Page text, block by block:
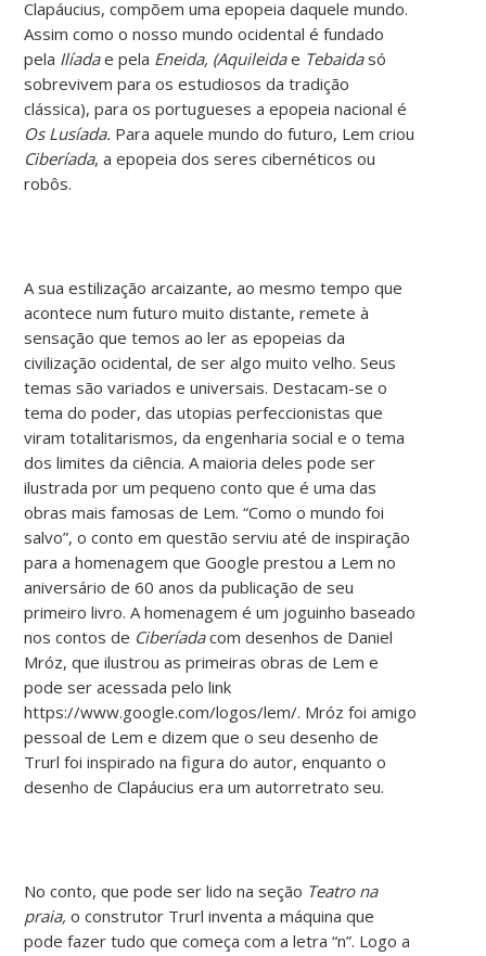
Clapáucius, compõem uma epopeia daquele mundo.
Assim como o nosso mundo ocidental é fundado
pela Ilíadae pela Eneida, (Aquileidae Tebaidasó
sobrevivem para os estudiosos da tradição
clássica), para os portugueses a epopeia nacional é
Os Lusíada. Para aquele mundo do futuro, Lem criou
Ciberíada, a epopeia dos seres cibernéticos ou
robôs.
A sua estilização arcaizante, ao mesmo tempo que
acontece num futuro muito distante, remete à
sensação que temos ao ler as epopeias da
civilização ocidental, de ser algo muito velho. Seus
temas são variados e universais. Destacam-se o
tema do poder, das utopias perfeccionistas que
viram totalitarismos, da engenharia social e o tema
dos limites da ciência. A maioria deles pode ser
ilustrada por um pequeno conto que é uma das
obras mais famosas de Lem. “Como o mundo foi
salvo”, o conto em questão serviu até de inspiração
para a homenagem que Google prestou a Lem no
aniversário de 60 anos da publicação de seu
primeiro livro. A homenagem é um joguinho baseado
nos contos de Ciberíadacom desenhos de Daniel
Mróz, que ilustrou as primeiras obras de Lem e
pode ser acessada pelo link
https://www.google.com/logos/lem/. Mróz foi amigo
pessoal de Lem e dizem que o seu desenho de
Trurl foi inspirado na figura do autor, enquanto o
desenho de Clapáucius era um autorretrato seu.
No conto, que pode ser lido na seção Teatro na
praia, o construtor Trurl inventa a máquina que
pode fazer tudo que começa com a letra “n”. Logo a